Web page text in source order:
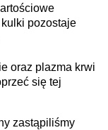
pozostaje
oraz plazma krwi
się tej
zastąpiliśmy